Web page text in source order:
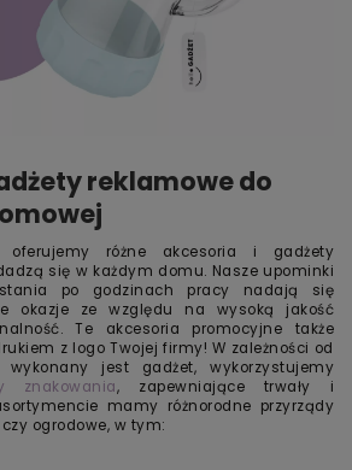
reklamowe do
oferujemy różne akcesoria i gadżety
się w każdym domu. Nasze upominki
po godzinach pracy nadają się
okazje ze względu na wysoką jakość
Te akcesoria promocyjne także
z logo Twojej firmy! W zależności od
wykonany jest gadżet, wykorzystujemy
znakowania, zapewniające trwały i
mamy różnorodne przyrządy
ogrodowe, w tym: